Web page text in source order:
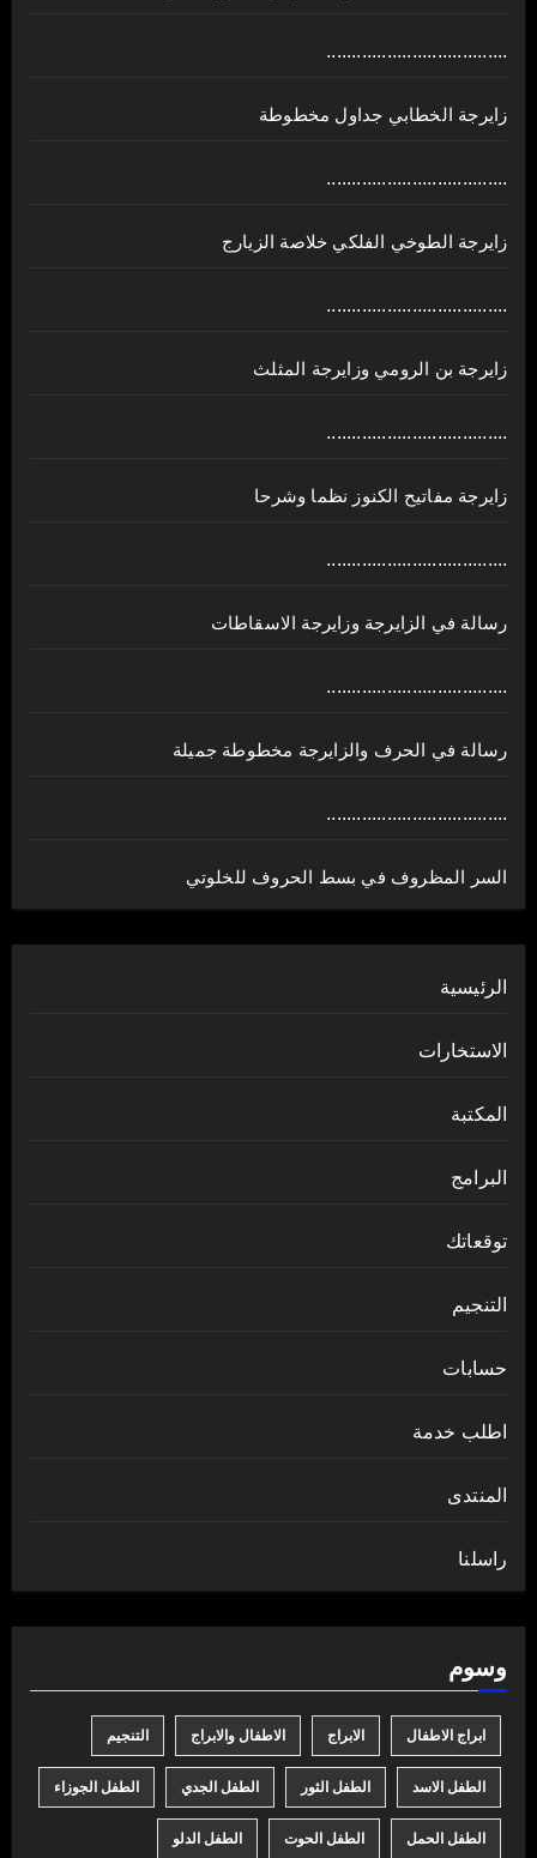
....................................
زايرجة الخطابي جداول مخطوطة
....................................
زايرجة الطوخي الفلكي خلاصة الزيارج
....................................
زايرجة بن الرومي وزايرجة المثلث
....................................
زايرجة مفاتيح الكنوز نظما وشرحا
....................................
رسالة في الزايرجة وزايرجة الاسقاطات
....................................
رسالة في الحرف والزايرجة مخطوطة جميلة
....................................
السر المظروف في بسط الحروف للخلوتي
الرئيسية
الاستخارات
المكتبة
البرامج
توقعاتك
التنجيم
حسابات
اطلب خدمة
المنتدى
راسلنا
وسوم
ابراج الاطفال الابراج الاطفال والابراج التنجيم
الطفل الاسد الطفل الثور الطفل الجدي الطفل الجوزاء
الطفل الحمل الطفل الحوت الطفل الدلو